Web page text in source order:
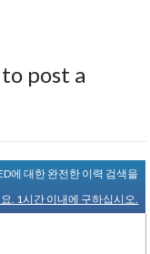
to post a
에 대한 완전한 이력 검색을
. 1시간 이내에 구하십시오.